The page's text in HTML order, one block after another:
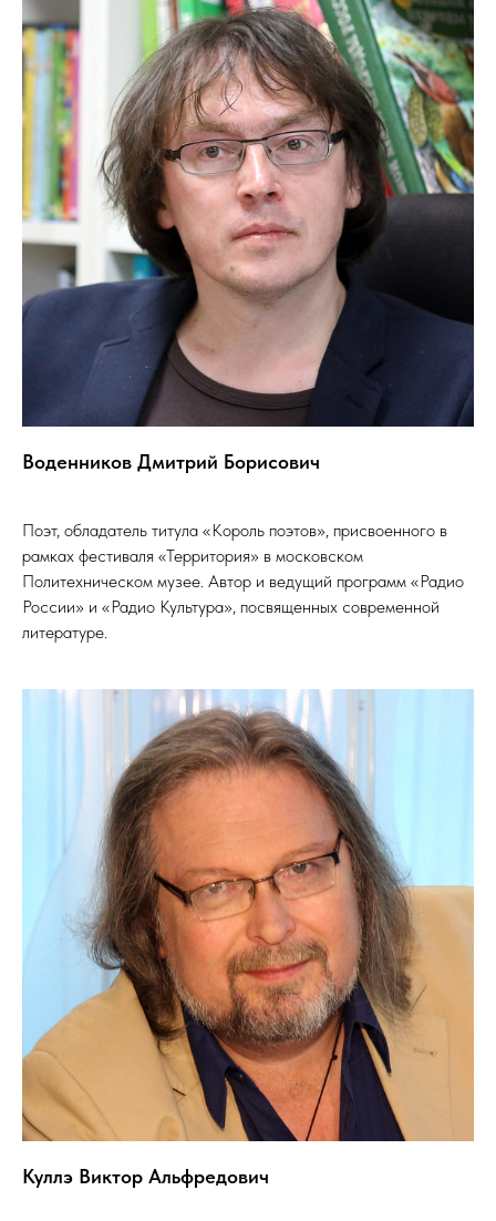
Воденников Дмитрий Борисович
Поэт, обладатель титула «Король поэтов», присвоенного в
рамках фестиваля «Территория» в московском
Политехническом музее. Автор и ведущий программ «Радио
России» и «Радио Культура», посвященных современной
литературе.
Куллэ Виктор Альфредович